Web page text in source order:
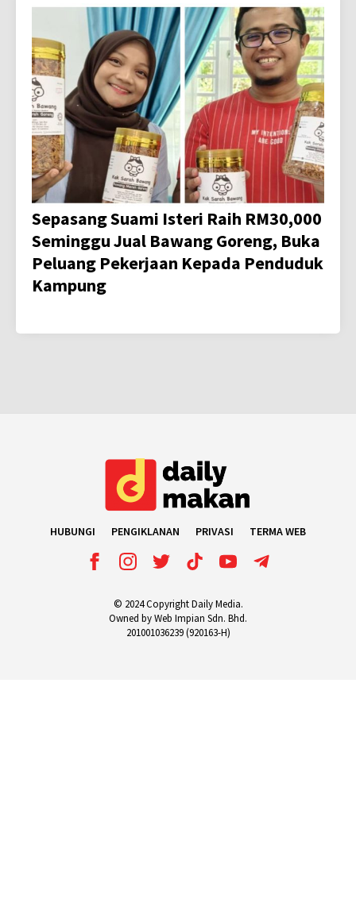
Sepasang Suami Isteri Raih RM30,000
Seminggu Jual Bawang Goreng, Buka
Peluang Pekerjaan Kepada Penduduk
Kampung
HUBUNGI PENGIKLANAN PRIVASI TERMA WEB
© 2024 Copyright Daily Media.
Owned by Web Impian Sdn. Bhd.
201001036239 (920163-H)